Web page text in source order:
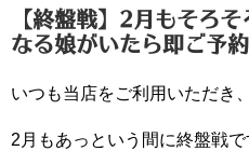
【終盤戦】2月もそろ
なる娘がいたら即ご予
いつも当店をご利用いただき
2月もあっという間に終盤戦で